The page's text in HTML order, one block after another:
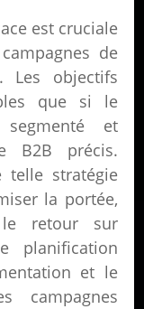
est cruciale
de
Les objectifs
que si le
et
B2B précis.
telle stratégie
la portée,
retour sur
planification
et le
campagnes